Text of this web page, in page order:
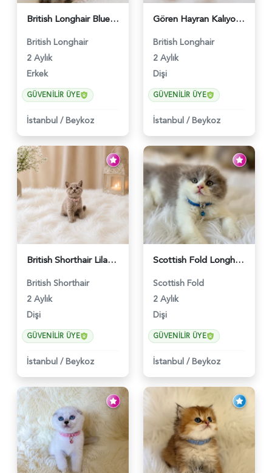
British Longhair Blue Point Erkek Pofuduk Yavrumuz - 6348
British Longhair
2 Aylık
Erkek
GÜVENILIR ÜYE
İstanbul / Beykoz
Gören Hayran Kalıyor! British Longhair Golden Dişi - 6345
British Longhair
2 Aylık
Dişi
GÜVENILIR ÜYE
İstanbul / Beykoz
British Shorthair Lilac Renk Dişi Yavrumuz - 4646
British Shorthair
2 Aylık
Dişi
GÜVENILIR ÜYE
İstanbul / Beykoz
Scottish Fold Longhair Lilac Bi Color 2 Aylık - 5908
Scottish Fold
2 Aylık
Dişi
GÜVENILIR ÜYE
İstanbul / Beykoz